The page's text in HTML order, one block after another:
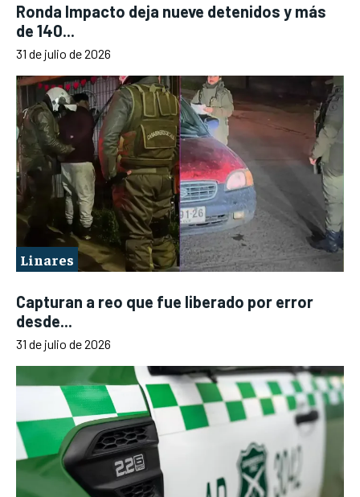
Ronda Impacto deja nueve detenidos y más
de 140...
31 de julio de 2026
Linares
Capturan a reo que fue liberado por error
desde...
31 de julio de 2026